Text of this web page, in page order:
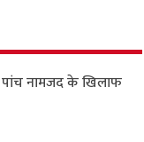
पांच नामजद के खिलाफ